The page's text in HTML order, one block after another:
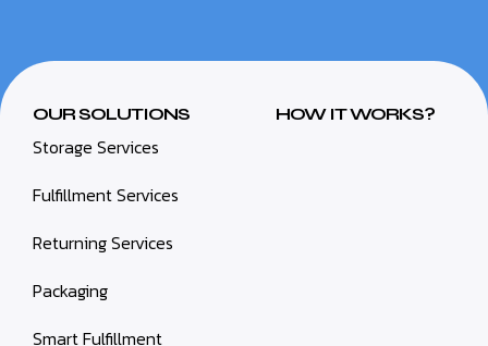
OUR SOLUTIONS HOW IT WORKS?
Storage Services
Fulfillment Services
Returning Services
Packaging
Smart Fulfillment